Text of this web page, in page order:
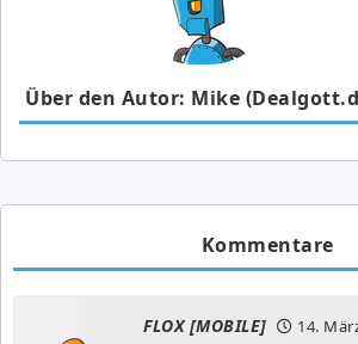
Über den Autor: Mike
Kommentare
FLOX [MOBILE] 14.